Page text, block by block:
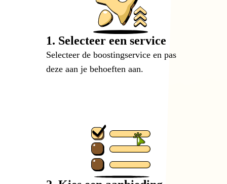
1. Selecteer een service
Selecteer de boostingservice en pas
deze aan je behoeften aan.